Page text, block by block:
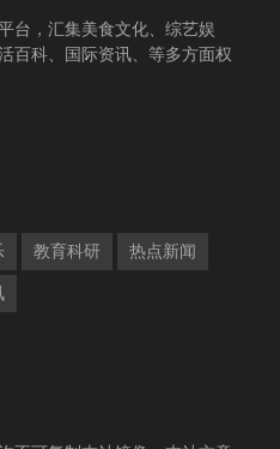
台，汇集美食文化、综艺娱
百科、国际资讯、等多方面权
教育科研 热点新闻